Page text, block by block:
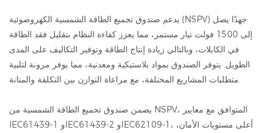
يدعم صندوق تجميع الطاقة الشمسية الكهروضوئية (NSPV) جهدًا يصل
إلى 1500 فولت تيار مستمر، مما يعزز كفاءة النظام بتقليل فقد الطاقة
في الكابلات، وبالتالي زيادة إنتاج الطاقة وتوفير التكاليف على المدى
الطويل. يتوفر الصندوق بمواد بلاستيكية ومعدنية، مما يوفر مرونة لتلبية
متطلبات المشاريع المختلفة، مع مراعاة التوازن بين التكلفة والمتانة.
يضمن صندوق تجميع الطاقة الشمسية من NSPV، المتوافق مع معايير
IEC61439-1 وIEC61439-2 وIEC62109-1، أعلى مستويات الأمان،